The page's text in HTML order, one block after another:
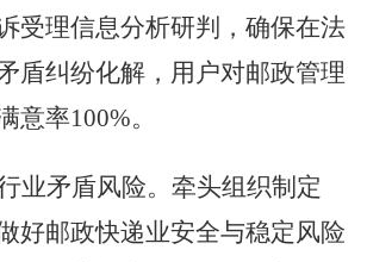
受理信息分析研判，确保在法
盾纠纷化解，用户对邮政管理
意率100%。
业矛盾风险。 牵头组织制定
好邮政快递业安全与稳定风险